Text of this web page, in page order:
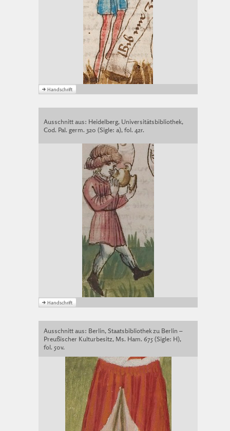
Ausschnitt aus: Heidelberg, Universitätsbibliothek,
Cod. Pal. germ. 320 (Sigle: a), fol. 42r.
Ausschnitt aus: Berlin, Staatsbibliothek zu Berlin –
Preußischer Kulturbesitz, Ms. Ham. 675 (Sigle: H),
fol. 50v.